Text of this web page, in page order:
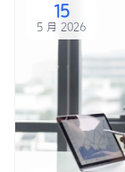
15
5 月 2026